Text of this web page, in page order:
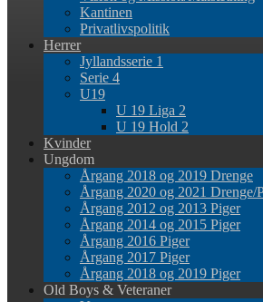
Kantinen
Privatlivspolitik
Herrer
Jyllandsserie 1
Serie 4
U19
U 19 Liga 2
U 19 Hold 2
Kvinder
Ungdom
Årgang 2018 og 2019 Drenge
Årgang 2020 og 2021 Drenge/
Årgang 2012 og 2013 Piger
Årgang 2014 og 2015 Piger
Årgang 2016 Piger
Årgang 2017 Piger
Årgang 2018 og 2019 Piger
Old Boys & Veteraner